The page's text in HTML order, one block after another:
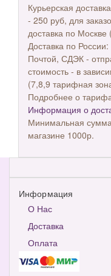
Курьерская
- 250 руб, для
доставка по
Доставка по России:
Почтой, СДЭК -
стоимость - в
(7,8,9 тарифная
Подробнее о
Информация о
Минимальная
магазине 1000р.
Информация
О Нас
Доставка
Оплата